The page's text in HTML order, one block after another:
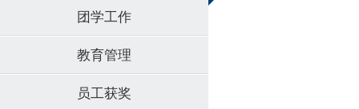
团学工作
教育管理
员工获奖